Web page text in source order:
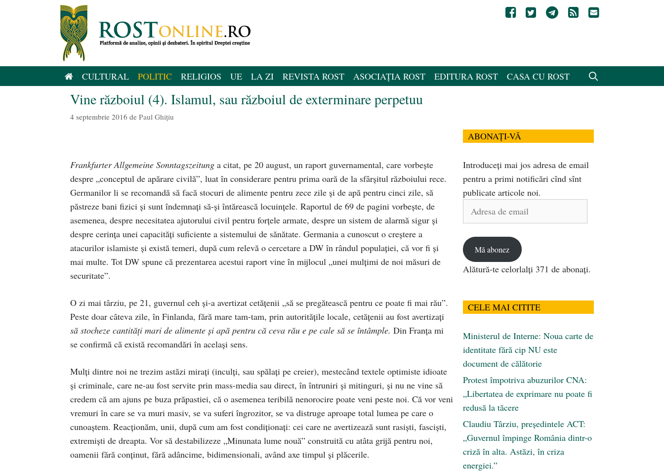
CULTURAL POLITIC RELIGIOS UE LA ZI REVISTA ROST ASOCIAȚIA ROST EDITURA ROST CASA CU ROST
Vine războiul (4). Islamul, sau războiul de exterminare perpetuu
4 septembrie 2016 de Paul Ghițiu
Frankfurter Allgemeine Sonntagszeitung a citat, pe 20 august, un raport guvernamental, care vorbeşte
despre „conceptul de apărare civilă”, luat în considerare pentru prima oară de la sfârşitul războiului rece.
Germanilor li se recomandă să facă stocuri de alimente pentru zece zile şi de apă pentru cinci zile, să
păstreze bani fizici şi sunt îndemnaţi să-şi întărească locuinţele. Raportul de 69 de pagini vorbeşte, de
asemenea, despre necesitatea ajutorului civil pentru forţele armate, despre un sistem de alarmă sigur şi
despre cerinţa unei capacităţi suficiente a sistemului de sănătate. Germania a cunoscut o creştere a
atacurilor islamiste şi există temeri, după cum relevă o cercetare a DW în rândul populaţiei, că vor fi şi
mai multe. Tot DW spune că prezentarea acestui raport vine în mijlocul „unei mulţimi de noi măsuri de
securitate”.
O zi mai târziu, pe 21, guvernul ceh şi-a avertizat cetăţenii „să se pregătească pentru ce poate fi mai rău”.
Peste doar câteva zile, în Finlanda, fără mare tam-tam, prin autorităţile locale, cetăţenii au fost avertizaţi
să stocheze cantităţi mari de alimente şi apă pentru că ceva rău e pe cale să se întâmple. Din Franţa mi
se confirmă că există recomandări în acelaşi sens.
Mulţi dintre noi ne trezim astăzi miraţi (inculţi, sau spălaţi pe creier), mestecând textele optimiste idioate
şi criminale, care ne-au fost servite prin mass-media sau direct, în întruniri şi mitinguri, şi nu ne vine să
credem că am ajuns pe buza prăpastiei, că o asemenea teribilă nenorocire poate veni peste noi. Că vor veni
vremuri în care se va muri masiv, se va suferi îngrozitor, se va distruge aproape total lumea pe care o
cunoaştem. Reacţionăm, unii, după cum am fost condiţionaţi: cei care ne avertizează sunt rasişti, fascişti,
extremişti de dreapta. Vor să destabilizeze „Minunata lume nouă” construită cu atâta grijă pentru noi,
oamenii fără conţinut, fără adâncime, bidimensionali, având axe timpul şi plăcerile.
ABONAȚI-VĂ
Introduceți mai jos adresa de email
pentru a primi notificări cînd sînt
publicate articole noi.
Adresa
Mă abonez
Alătură-te celorlalți 371 de abonați.
CELE MAI CITITE
Ministerul de Interne: Noua carte de
identitate fără cip NU este
document de călătorie
Protest împotriva abuzurilor CNA:
„Libertatea de exprimare nu poate fi
redusă la tăcere
Claudiu Târziu, președintele ACT:
„Guvernul împinge România dintr-o
criză în alta. Astăzi, în criza
energiei.”